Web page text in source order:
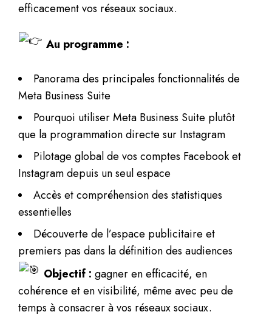
efficacement vos réseaux sociaux.
Au programme :
Panorama des principales fonctionnalités de
Meta Business Suite
Pourquoi utiliser Meta Business Suite plutôt
que la programmation directe sur Instagram
Pilotage global de vos comptes Facebook et
Instagram depuis un seul espace
Accès et compréhension des statistiques
essentielles
Découverte de l’espace publicitaire et
premiers pas dans la définition des audiences
Objectif : gagner en efficacité, en
cohérence et en visibilité, même avec peu de
temps à consacrer à vos réseaux sociaux.